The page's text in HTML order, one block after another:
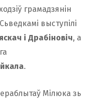
грамадзянін
Сьведкамі выступілі
і Драбіновіч, а
.
Мілюка зь